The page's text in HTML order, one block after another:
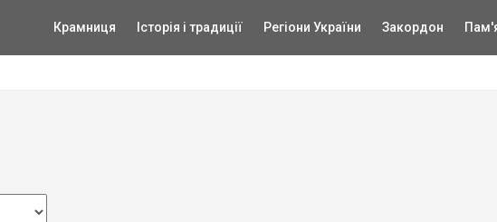
Крамниця Історія і традиції Регіони України Закордон